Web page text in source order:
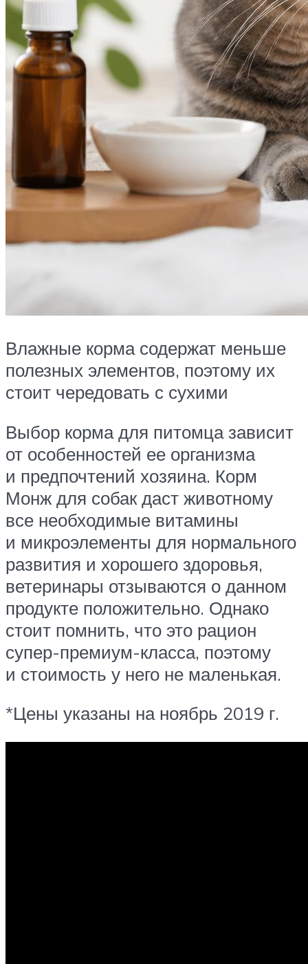
Влажные корма содержат меньше
полезных элементов, поэтому их
стоит чередовать с сухими
Выбор корма для питомца зависит
от особенностей ее организма
и предпочтений хозяина. Корм
Монж для собак даст животному
все необходимые витамины
и микроэлементы для нормального
развития и хорошего здоровья,
ветеринары отзываются о данном
продукте положительно. Однако
стоит помнить, что это рацион
супер-премиум-класса, поэтому
и стоимость у него не маленькая.
*Цены указаны на ноябрь 2019 г.